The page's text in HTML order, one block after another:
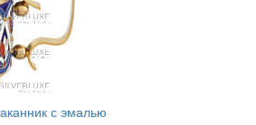
с эмалью